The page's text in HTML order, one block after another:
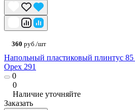
360 руб./шт
Напольный пластиковый плинтус
Орех 291
0
0
Наличие уточняйте
Заказать